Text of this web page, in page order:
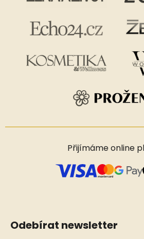
Přijímáme online
Odebírat newsletter